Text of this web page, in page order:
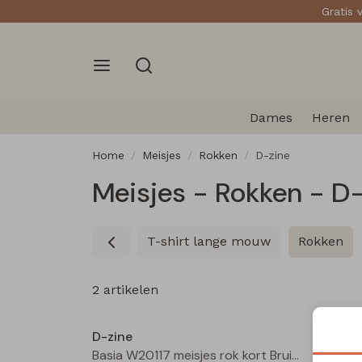
Gratis
Dames Heren
Home Meisjes Rokken D-zine
Meisjes - Rokken -
T-shirt lange mouw Rokken
2 artikelen
D-zine
Basia W20117 meisjes rok kort Bruin donker
Basia